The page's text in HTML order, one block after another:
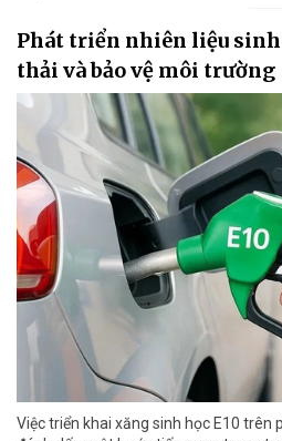
Phát triển nhiên liệu
thải và bảo vệ môi trường
Việc triển khai xăng sinh học E10 trên